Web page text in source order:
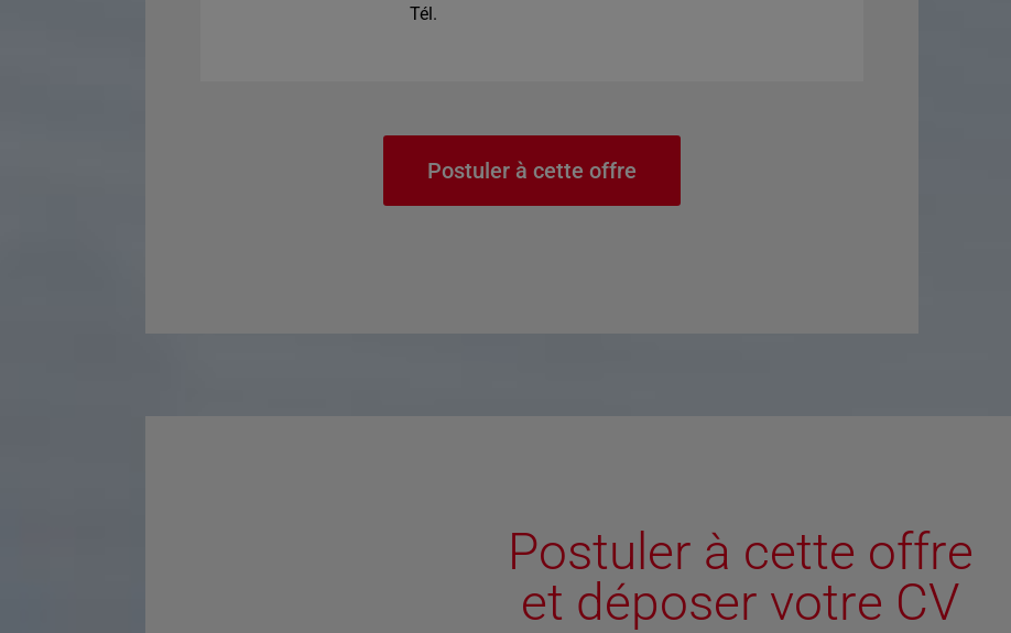
Tél.
Postuler à cette offre
Postuler à cette offre
et déposer votre CV